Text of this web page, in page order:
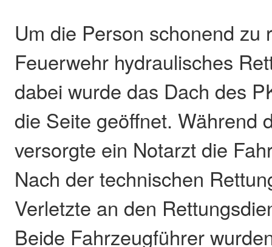
Um die Person schonend zu
Feuerwehr hydraulisches
dabei wurde das Dach des
die Seite geöffnet. Während
versorgte ein Notarzt die
Nach der technischen
Verletzte an den
Beide Fahrzeugführer